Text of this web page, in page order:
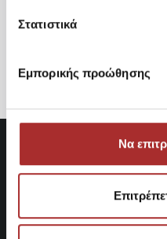
Στατιστικά
Εμπορικής προώθησης
Να